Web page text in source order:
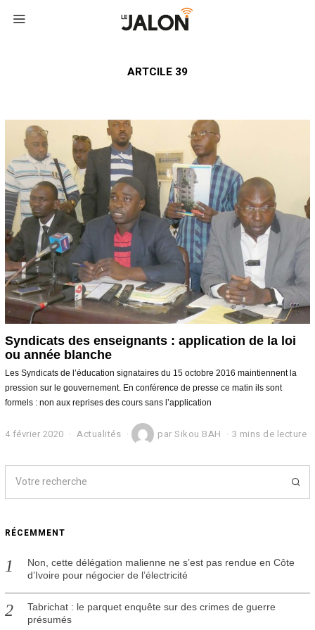
ARTCILE 39
Syndicats des enseignants : application de la loi
ou année blanche
Les Syndicats de l’éducation signataires du 15 octobre 2016 maintiennent la
pression sur le gouvernement. En conférence de presse ce matin ils sont
formels : non aux reprises des cours sans l’application
4 février 2020
r
i
2
2
0
Actualités parSikou BAH 3 mins de lecture
RÉCEMMENT
Non, cette délégation malienne ne s’est pas rendue en Côte
d’Ivoire pour négocier de l’électricité
Tabrichat : le parquet enquête sur des crimes de guerre
présumés